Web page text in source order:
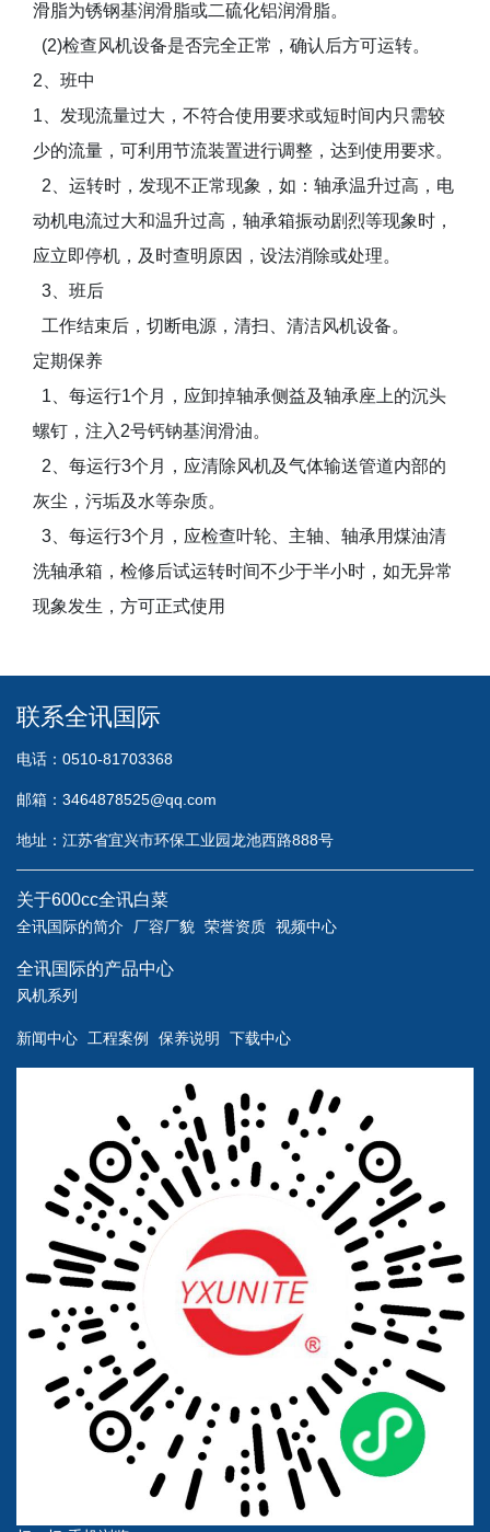
滑脂为锈钢基润滑脂或二硫化铝润滑脂。
(2)检查风机设备是否完全正常，确认后方可运转。
2、班中
1、发现流量过大，不符合使用要求或短时间内只需较
少的流量，可利用节流装置进行调整，达到使用要求。
2、运转时，发现不正常现象，如：轴承温升过高，电
动机电流过大和温升过高，轴承箱振动剧烈等现象时，
应立即停机，及时查明原因，设法消除或处理。
3、班后
工作结束后，切断电源，清扫、清洁风机设备。
定期保养
1、每运行1个月，应卸掉轴承侧益及轴承座上的沉头
螺钉，注入2号钙钠基润滑油。
2、每运行3个月，应清除风机及气体输送管道内部的
灰尘，污垢及水等杂质。
3、每运行3个月，应检查叶轮、主轴、轴承用煤油清
洗轴承箱，检修后试运转时间不少于半小时，如无异常
现象发生，方可正式使用
联系全讯国际
电话：0510-81703368
邮箱： 3464878525@qq.com
地址：江苏省宜兴市环保工业园龙池西路888号
关于600cc全讯白菜
全讯国际的简介 厂容厂貌 荣誉资质 视频中心
全讯国际的产品中心
风机系列
新闻中心 工程案例 保养说明 下载中心